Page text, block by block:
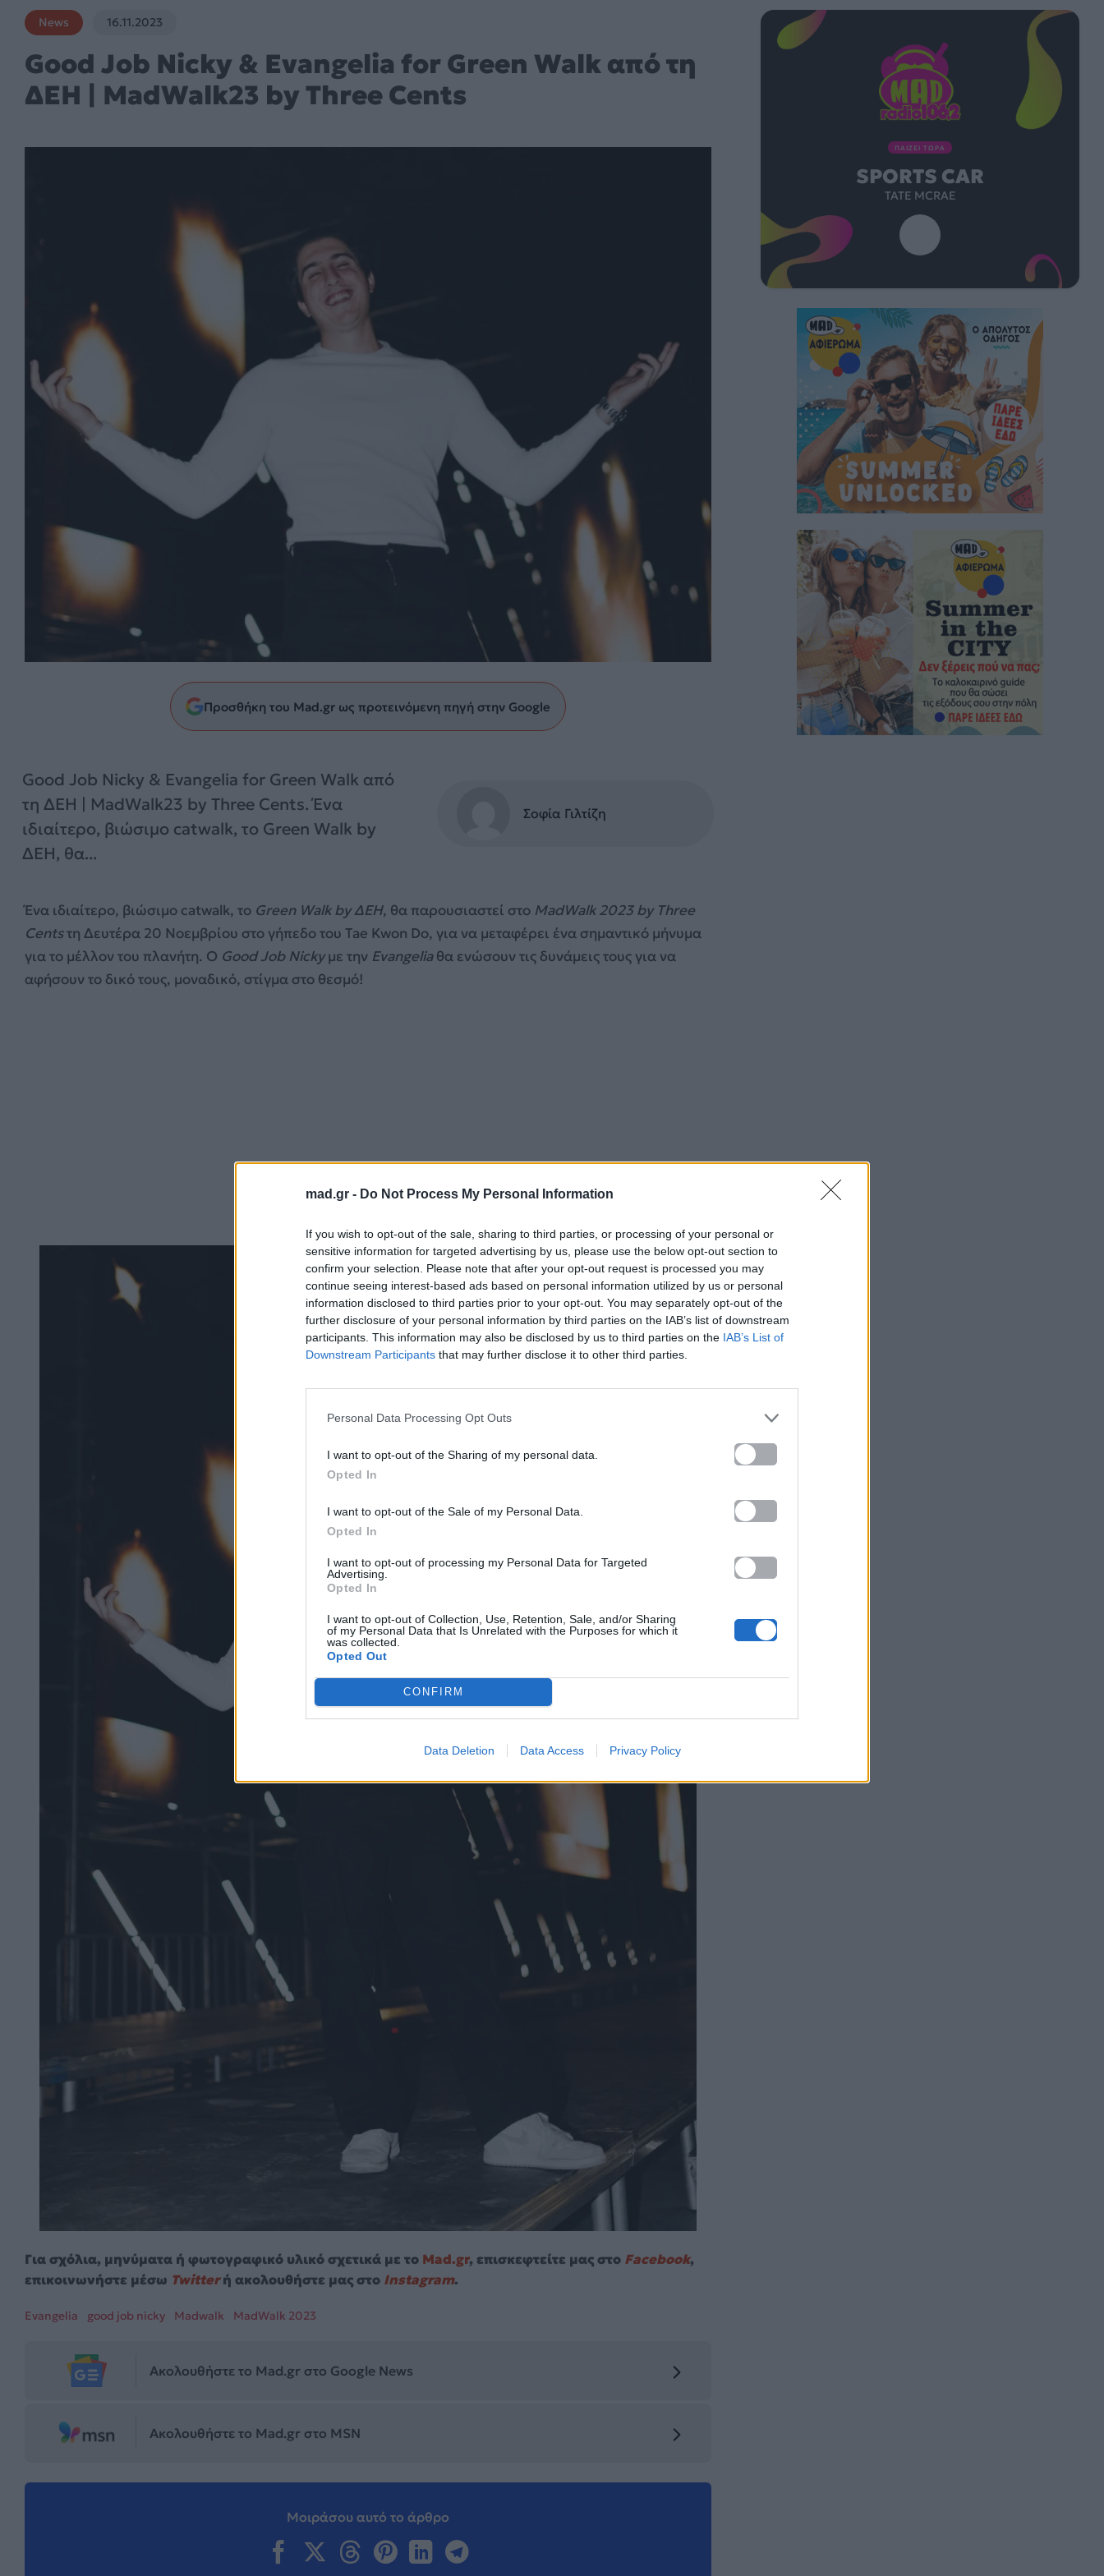
mad.gr - Do Not Process My Personal Information
If you wish to opt-out of the sale, sharing to third parties, or processing of your personal or
sensitive information for targeted advertising by us, please use the below opt-out section to
confirm your selection. Please note that after your opt-out request is processed you may
continue seeing interest-based ads based on personal information utilized by us or personal
information disclosed to third parties prior to your opt-out. You may separately opt-out of the
further disclosure of your personal information by third parties on the IAB’s list of downstream
participants. This information may also be disclosed by us to third parties on the IAB’s List of
Downstream Participants that may further disclose it to other third parties.
Personal Data Processing Opt Outs
I want to opt-out of the Sharing of my personal data.
Opted In
I want to opt-out of the Sale of my Personal Data.
Opted In
I want to opt-out of processing my Personal Data for Targeted
Advertising.
Opted In
I want to opt-out of Collection, Use, Retention, Sale, and/or Sharing
of my Personal Data that Is Unrelated with the Purposes for which it
was collected.
Opted Out
CONFIRM
Data Deletion Data Access Privacy Policy
News 16.11.2023
Good Job Nicky & Evangelia for Green Walk από τη
ΔΕΗ | MadWalk23 by Three Cents
Προσθήκη του Mad.gr ως προτεινόμενη πηγή στην Google
Good Job Nicky & Evangelia for Green Walk από
τη ΔΕΗ | MadWalk23 by Three Cents. Ένα
ιδιαίτερο, βιώσιμο catwalk, το Green Walk by
ΔΕΗ, θα...
Σοφία Γιλτίζη
Ένα ιδιαίτερο, βιώσιμο catwalk, το Green Walk by ΔΕΗ, θα παρουσιαστεί στο MadWalk 2023 by Three
Centsτη Δευτέρα 20 Νοεμβρίου στο γήπεδο του Tae Kwon Do, για να μεταφέρει ένα σημαντικό μήνυμα
για το μέλλον του πλανήτη. Ο Good Job Nickyμε την Evangeliaθα ενώσουν τις δυνάμεις τους για να
αφήσουν το δικό τους, μοναδικό, στίγμα στο θεσμό!
Για σχόλια, μηνύματα ή φωτογραφικό υλικό σχετικά με το Mad.gr, επισκεφτείτε μας στο Facebook,
επικοινωνήστε μέσω Twitterή ακολουθήστε μας στο Instagram.
Evangelia good job nicky Madwalk MadWalk 2023
Ακολουθήστε το Mad.gr στο Google News
Ακολουθήστε το Mad.gr στο MSN
Μοιράσου αυτό το άρθρο
ΠΑΙΖΕΙ ΤΩΡΑ
SPORTS CAR
TATE MCRAE